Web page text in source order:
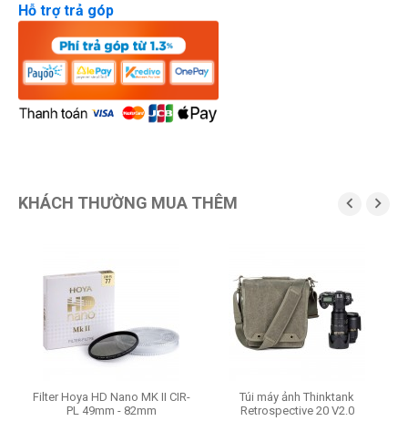
Hỗ trợ trả góp
KHÁCH THƯỜNG MUA THÊM  
Filter Hoya HD Nano MK II CIR-
PL 49mm - 82mm
Túi máy ảnh Thinktank
Retrospective 20 V2.0